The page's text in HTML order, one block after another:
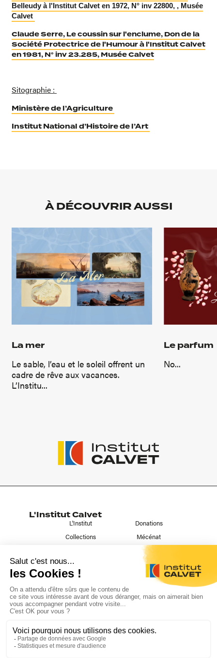
Belleudy à l'Institut Calvet en 1972, N° inv 22800, , Musée
Calvet
Claude Serre, Le coussin sur l'enclume, Don de la
Société Protectrice de l'Humour à l'Institut Calvet
en 1981, N° inv 23.285, Musée Calvet
Sitographie :
Ministère de l’Agriculture
Institut National d’Histoire de l’Art
À DÉCOUVRIR AUSSI
La mer
Le sable, l’eau et le soleil offrent un
cadre de rêve aux vacances.
L’Institu...
Le parfum
No...
L'Institut Calvet
L'Institut
Collections
Donations
Mécénat
Prêts et dépôts
Liens utiles
Contact Publications
Nous suivre